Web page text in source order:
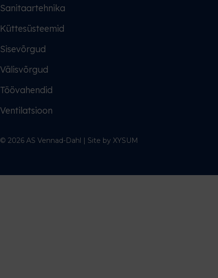
Sanitaartehnika
Küttesüsteemid
Sisevõrgud
Välisvõrgud
Töövahendid
Ventilatsioon
© 2026 AS Vennad-Dahl | Site by XYSUM